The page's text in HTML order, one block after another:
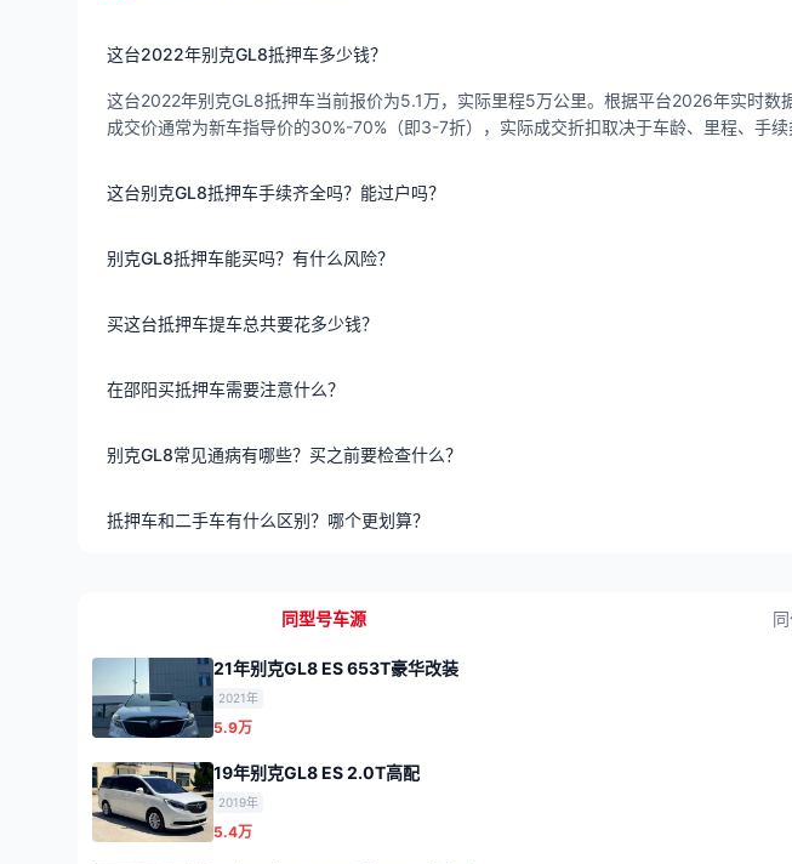
这台2022年别克GL8抵押车多少钱？
这台2022年别克GL8抵押车当前报价为5.1万，实际里程5万公里。根据平台2026年实时
成交价通常为新车指导价的30%-70%（即3-7折），实际成交折扣取决于车龄、里程、手续
这台别克GL8抵押车手续齐全吗？能过户吗？
别克GL8抵押车能买吗？有什么风险？
买这台抵押车提车总共要花多少钱？
在邵阳买抵押车需要注意什么？
别克GL8常见通病有哪些？买之前要检查什么？
抵押车和二手车有什么区别？哪个更划算？
同型号车源
21年别克GL8 ES 653T豪华改装
2021年
5.9万
19年别克GL8 ES 2.0T高配
2019年
5.4万